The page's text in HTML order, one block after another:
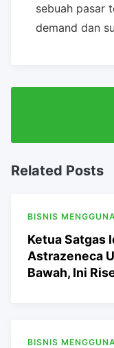
sebuah pasar
demand dan
Related Posts
BISNIS
Ketua Satgas
Astrazeneca
Bawah, Ini
BISNIS